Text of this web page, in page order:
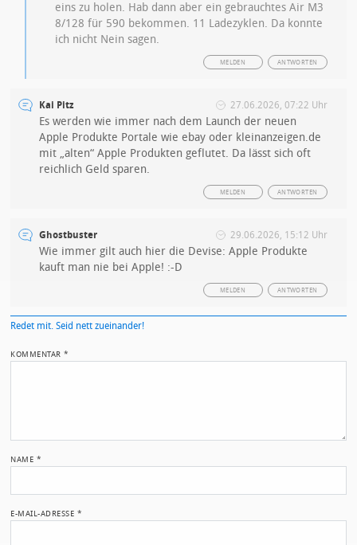
eins zu holen. Hab dann aber ein gebrauchtes Air M3
8/128 für 590 bekommen. 11 Ladezyklen. Da konnte
ich nicht Nein sagen.
ANTWORTEN
MELDEN
Kai Pitz 27.06.2026, 07:22 Uhr
Es werden wie immer nach dem Launch der neuen
Apple Produkte Portale wie ebay oder kleinanzeigen.de
mit „alten“ Apple Produkten geflutet. Da lässt sich oft
reichlich Geld sparen.
ANTWORTEN
MELDEN
Ghostbuster 29.06.2026, 15:12 Uhr
Wie immer gilt auch hier die Devise: Apple Produkte
kauft man nie bei Apple! :-D
ANTWORTEN
MELDEN
Redet mit. Seid nett zueinander!
KOMMENTAR*
NAME *
E-MAIL-ADRESSE *